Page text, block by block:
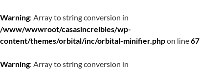
Warning: Array to string conversion in
/www/wwwroot/casasincreibles/wp-
content/themes/orbital/inc/orbital-minifier.phpon line67
Warning: Array to string conversion in